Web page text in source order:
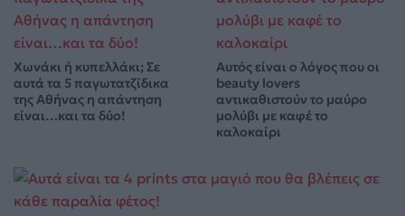
Χωνάκι ή κυπελλάκι; Σε
αυτά τα 5 παγωτατζίδικα
της Αθήνας η απάντηση
είναι…και τα δύο!
Αυτός είναι ο λόγος που οι
beauty lovers
αντικαθιστούν το μαύρο
μολύβι με καφέ το
καλοκαίρι